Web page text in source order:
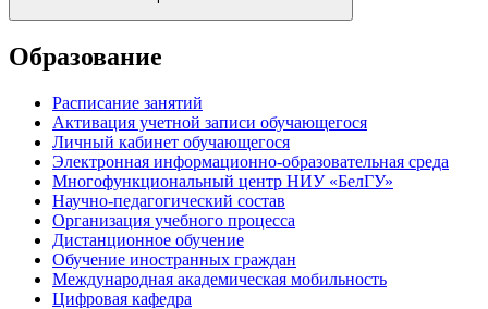
Образование
Расписание занятий
Активация учетной записи обучающегося
Личный кабинет обучающегося
Электронная информационно-образовательная среда
Многофункциональный центр НИУ «БелГУ»
Научно-педагогический состав
Организация учебного процесса
Дистанционное обучение
Обучение иностранных граждан
Международная академическая мобильность
Цифровая кафедра